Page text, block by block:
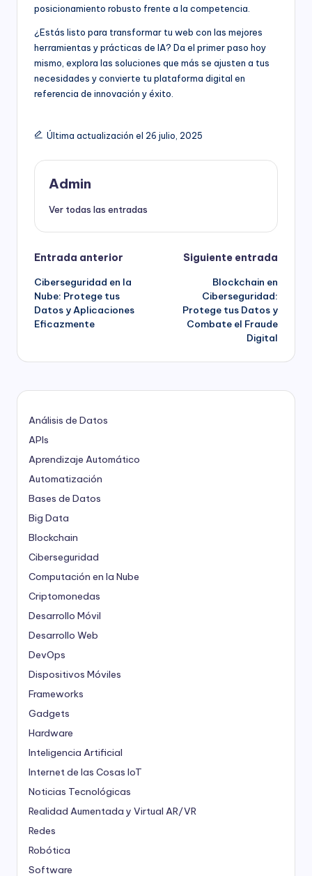
posicionamiento robusto frente a la competencia.
¿Estás listo para transformar tu web con las mejores
herramientas y prácticas de IA? Da el primer paso hoy
mismo, explora las soluciones que más se ajusten a tus
necesidades y convierte tu plataforma digital en
referencia de innovación y éxito.
Última actualización el 26 julio, 2025
Admin
Ver todas las entradas
Navegación
de
entradas
Entrada anterior
Ciberseguridad en la
Nube: Protege tus
Datos y Aplicaciones
Eficazmente
Siguiente entrada
Blockchain en
Ciberseguridad:
Protege tus Datos y
Combate el Fraude
Digital
Análisis de Datos
APIs
Aprendizaje Automático
Automatización
Bases de Datos
Big Data
Blockchain
Ciberseguridad
Computación en la Nube
Criptomonedas
Desarrollo Móvil
Desarrollo Web
DevOps
Dispositivos Móviles
Frameworks
Gadgets
Hardware
Inteligencia Artificial
Internet de las Cosas IoT
Noticias Tecnológicas
Realidad Aumentada y Virtual AR/VR
Redes
Robótica
Software